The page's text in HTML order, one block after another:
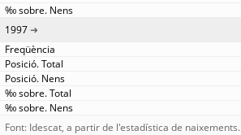
1997
Font: Idescat, a partir de l'estadística de naixements.